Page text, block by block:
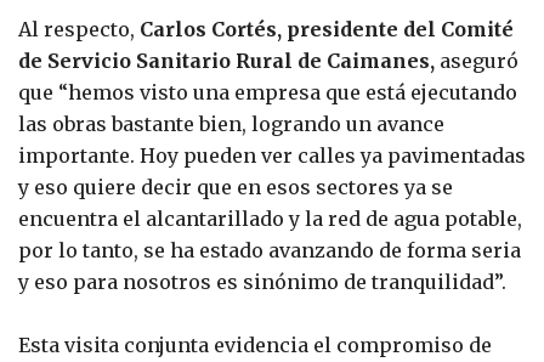
Al respecto, Carlos Cortés, presidente del Comité
de Servicio Sanitario Rural de Caimanes, aseguró
que “hemos visto una empresa que está ejecutando
las obras bastante bien, logrando un avance
importante. Hoy pueden ver calles ya pavimentadas
y eso quiere decir que en esos sectores ya se
encuentra el alcantarillado y la red de agua potable,
por lo tanto, se ha estado avanzando de forma seria
y eso para nosotros es sinónimo de tranquilidad”.
Esta visita conjunta evidencia el compromiso de